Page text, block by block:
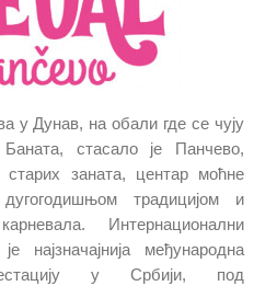
у Дунав, на обали где се чују
стасало је Панчево,
старих заната, центар моћне
традицијом и
Интернационални
најзначајнија међународна
у Србији, под